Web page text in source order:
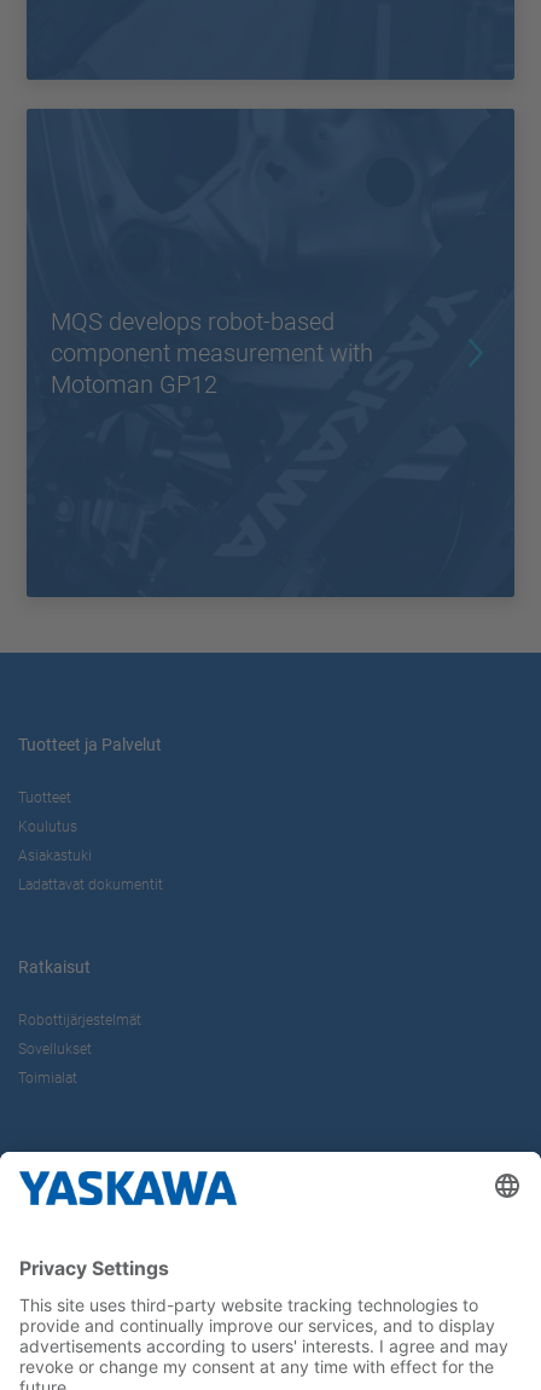
MQS develops robot-based
component measurement with
Motoman GP12
Tuotteet ja Palvelut
Tuotteet
Koulutus
Asiakastuki
Ladattavat dokumentit
Ratkaisut
Robottijärjestelmät
Sovellukset
Toimialat
Yaskawa työpaikkana